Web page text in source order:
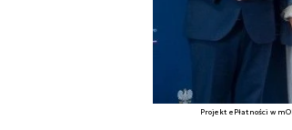
Projekt ePłatności w